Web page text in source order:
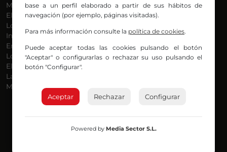
Más Música
El Madrugador
Lo Más Nuevo
Informativos
En Ruta
Locos por la Música
El Supermadrugador
La Mañana de Radio Nervión
Más Madrugada
Belén Ollero
Dani
Eva Argote
Endika
Iker
José Ignacio
Luis Carlos
Mar y Cielo
base a un perfil elaborado a partir de sus hábitos de
navegación (por ejemplo, páginas visitadas).
Para más información consulte la política de cookies.
Puede aceptar todas las cookies pulsando el botón
"Aceptar" o configurarlas o rechazar su uso pulsando el
botón "Configurar".
Aceptar Rechazar Configurar
Powered by Media Sector S.L.